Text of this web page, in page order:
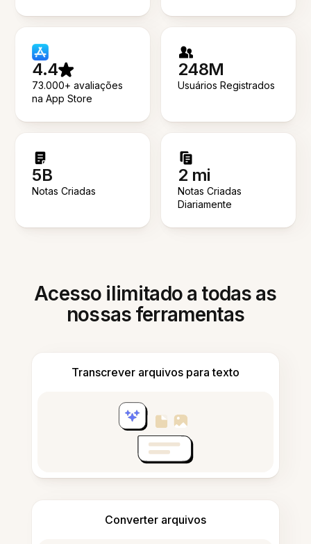
4.4
73.000+ avaliações
na App Store
248M
Usuários Registrados
5B
Notas Criadas
2 mi
Notas Criadas
Diariamente
Acesso ilimitado a todas as
nossas ferramentas
Transcrever arquivos para texto
Converter arquivos